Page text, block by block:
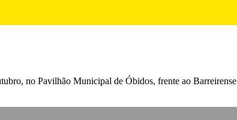
no Pavilhão Municipal de Óbidos, frente ao Barreirense